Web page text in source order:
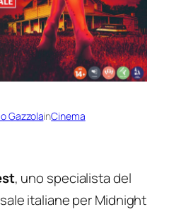
GazzolainCinema
, uno specialista del
italiane per Midnight